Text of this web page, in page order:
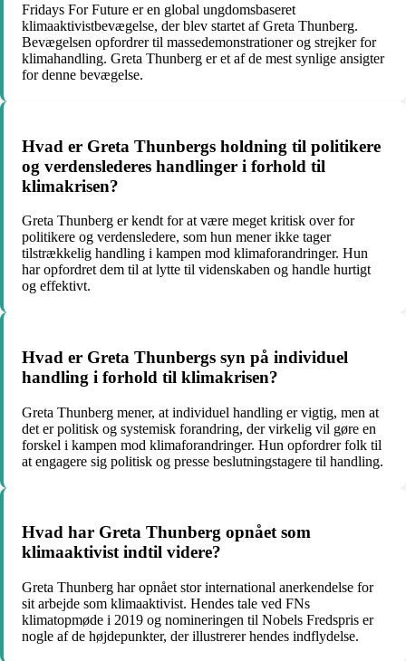
Fridays For Future er en global ungdomsbaseret
klimaaktivistbevægelse, der blev startet af Greta Thunberg.
Bevægelsen opfordrer til massedemonstrationer og strejker for
klimahandling. Greta Thunberg er et af de mest synlige ansigter
for denne bevægelse.
Hvad er Greta Thunbergs holdning til politikere
og verdenslederes handlinger i forhold til
klimakrisen?
Greta Thunberg er kendt for at være meget kritisk over for
politikere og verdensledere, som hun mener ikke tager
tilstrækkelig handling i kampen mod klimaforandringer. Hun
har opfordret dem til at lytte til videnskaben og handle hurtigt
og effektivt.
Hvad er Greta Thunbergs syn på individuel
handling i forhold til klimakrisen?
Greta Thunberg mener, at individuel handling er vigtig, men at
det er politisk og systemisk forandring, der virkelig vil gøre en
forskel i kampen mod klimaforandringer. Hun opfordrer folk til
at engagere sig politisk og presse beslutningstagere til handling.
Hvad har Greta Thunberg opnået som
klimaaktivist indtil videre?
Greta Thunberg har opnået stor international anerkendelse for
sit arbejde som klimaaktivist. Hendes tale ved FNs
klimatopmøde i 2019 og nomineringen til Nobels Fredspris er
nogle af de højdepunkter, der illustrerer hendes indflydelse.